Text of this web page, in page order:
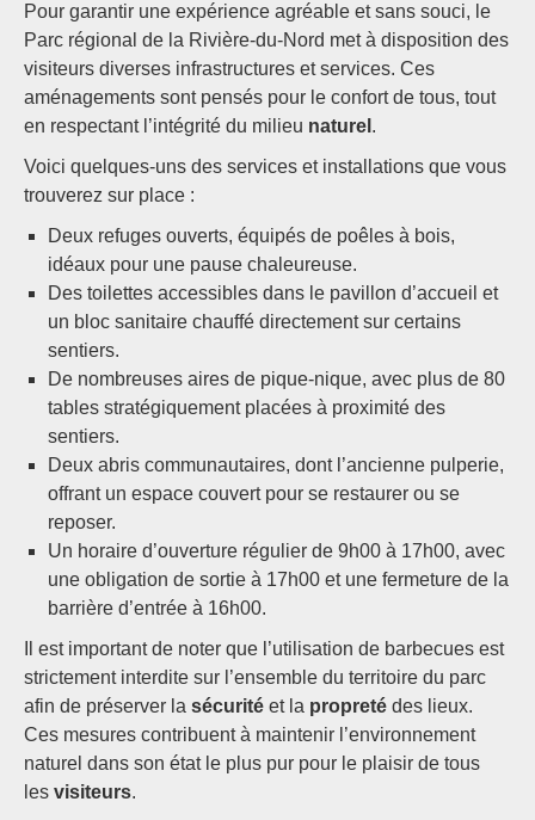
Pour garantir une expérience agréable et sans souci, le
Parc régional de la Rivière-du-Nord met à disposition des
visiteurs diverses infrastructures et services. Ces
aménagements sont pensés pour le confort de tous, tout
en respectant l’intégrité du milieu naturel .
Voici quelques-uns des services et installations que vous
trouverez sur place :
Deux refuges ouverts, équipés de poêles à bois,
idéaux pour une pause chaleureuse.
Des toilettes accessibles dans le pavillon d’accueil et
un bloc sanitaire chauffé directement sur certains
sentiers.
De nombreuses aires de pique-nique, avec plus de 80
tables stratégiquement placées à proximité des
sentiers.
Deux abris communautaires, dont l’ancienne pulperie,
offrant un espace couvert pour se restaurer ou se
reposer.
Un horaire d’ouverture régulier de 9h00 à 17h00, avec
une obligation de sortie à 17h00 et une fermeture de la
barrière d’entrée à 16h00.
Il est important de noter que l’utilisation de barbecues est
strictement interdite sur l’ensemble du territoire du parc
afin de préserver la sécurité et la propreté des lieux.
Ces mesures contribuent à maintenir l’environnement
naturel dans son état le plus pur pour le plaisir de tous
les visiteurs.